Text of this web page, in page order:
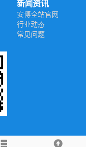
新闻资讯
安博全站官网
行业动态
常见问题